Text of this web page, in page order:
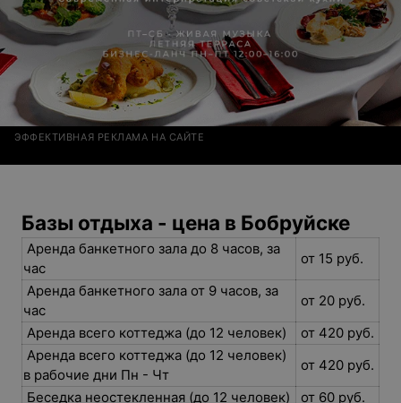
ЭФФЕКТИВНАЯ РЕКЛАМА НА САЙТЕ
Базы отдыха - цена в Бобруйске
Аренда банкетного зала до 8 часов, за
час
от 15 руб.
Аренда банкетного зала от 9 часов, за
час
от 20 руб.
Аренда всего коттеджа (до 12 человек)
от 420 руб.
Аренда всего коттеджа (до 12 человек)
в рабочие дни Пн - Чт
от 420 руб.
Беседка неостекленная (до 12 человек)
от 60 руб.